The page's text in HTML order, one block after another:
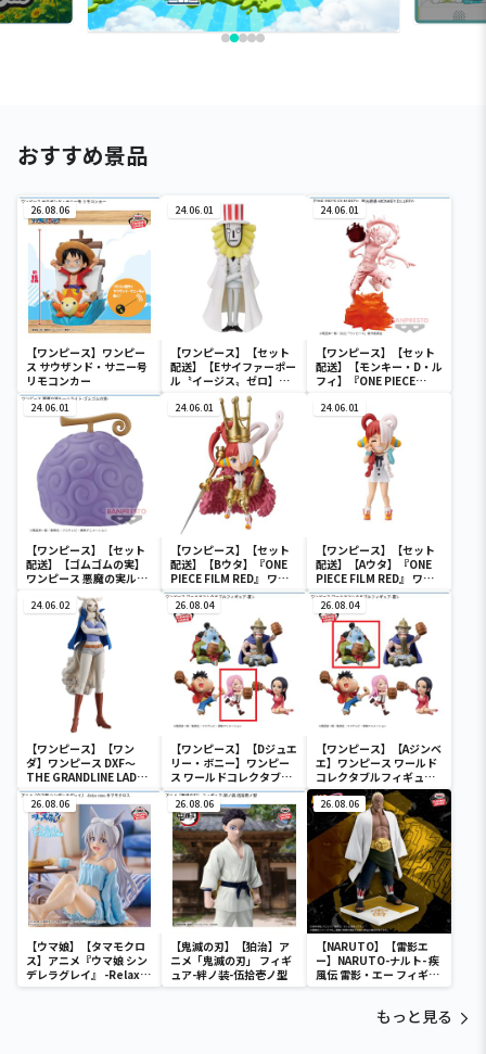
おすすめ景品
26.08.06
【ワンピース】ワンピー
ス サウザンド・サニー号
リモコンカー
24.06.01
【ワンピース】【セット
配送】【Eサイファーポー
ル〝イージス〟ゼロ】ワ
ンピース ワールドコレク
タブルフィギュア-ワノ国
鬼ヶ島編7-
24.06.01
【ワンピース】【セット
配送】【モンキー・D・ル
フィ】『ONE PIECE
MONKEY.D.LUFFY-
24.06.01
【ワンピース】【セット
配送】【ゴムゴムの実】
ワンピース 悪魔の実ルー
ムライト-ゴムゴムの実-
24.06.01
【ワンピース】【セット
配送】【Bウタ】『ONE
PIECE FILM RED』 ワー
ルドコレクタブルフィギ
ュア-UTA COLLECTION-
24.06.01
【ワンピース】【セット
配送】【Aウタ】『ONE
PIECE FILM RED』 ワー
ルドコレクタブルフィギ
ュア-UTA COLLECTION-
24.06.02
【ワンピース】【ワン
ダ】ワンピース DXF～
THE GRANDLINE LADY
～ワノ国 vol.10
26.08.04
【ワンピース】【Dジュエ
リー・ボニー】ワンピー
ス ワールドコレクタブル
フィギュア-宴1-
26.08.04
【ワンピース】【Aジンベ
エ】ワンピース ワールド
コレクタブルフィギュア-
宴1-
26.08.06
【ウマ娘】【タマモクロ
ス】アニメ『ウマ娘 シン
デレラグレイ』 -Relax
time-タマモクロス
26.08.06
【鬼滅の刃】【狛治】ア
ニメ「鬼滅の刃」 フィギ
ュア-絆ノ装-伍拾壱ノ型
26.08.06
【NARUTO】【雷影エ
ー】NARUTO-ナルト- 疾
風伝 雷影・エー フィギュ
ア～五影集結…!!～
もっと見る